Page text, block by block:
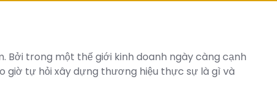
Bởi trong một thế giới kinh doanh ngày càng cạnh
giờ tự hỏi xây dựng thương hiệu thực sự là gì và